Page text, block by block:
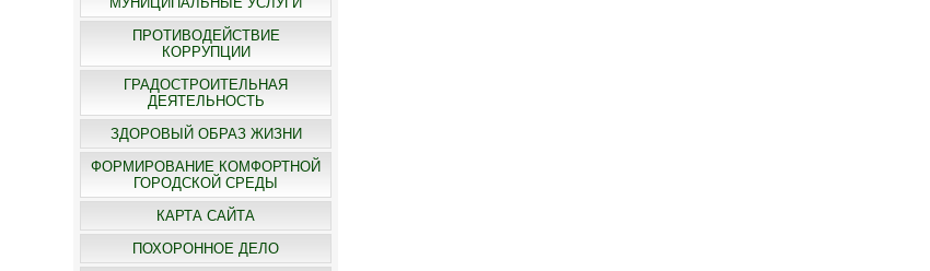
ПРОТИВОДЕЙСТВИЕ
КОРРУПЦИИ
ГРАДОСТРОИТЕЛЬНАЯ
ДЕЯТЕЛЬНОСТЬ
ЗДОРОВЫЙ ОБРАЗ ЖИЗНИ
ФОРМИРОВАНИЕ КОМФОРТНОЙ
ГОРОДСКОЙ СРЕДЫ
КАРТА САЙТА
ПОХОРОННОЕ ДЕЛО